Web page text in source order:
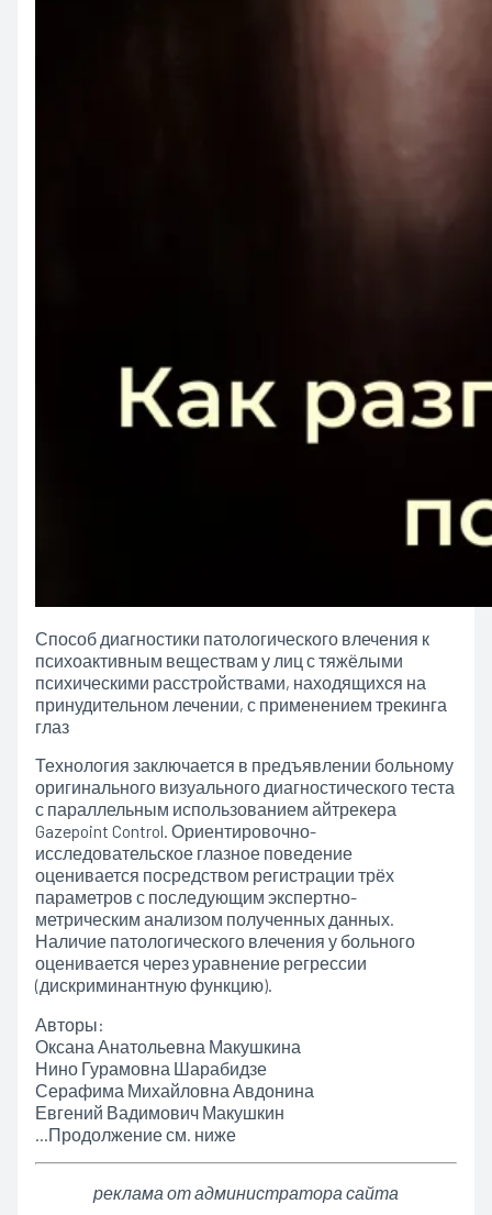
Способ диагностики патологического влечения к
психоактивным веществам у лиц с тяжёлыми
психическими расстройствами, находящихся на
принудительном лечении, с применением трекинга
глаз
Технология заключается в предъявлении больному
оригинального визуального диагностического теста
с параллельным использованием айтрекера
Gazepoint Control. Ориентировочно-
исследовательское глазное поведение
оценивается посредством регистрации трёх
параметров с последующим экспертно-
метрическим анализом полученных данных.
Наличие патологического влечения у больного
оценивается через уравнение регрессии
(дискриминантную функцию).
Авторы:
Оксана Анатольевна Макушкина
Нино Гурамовна Шарабидзе
Серафима Михайловна Авдонина
Евгений Вадимович Макушкин
…Продолжение см. ниже
реклама от администратора сайта